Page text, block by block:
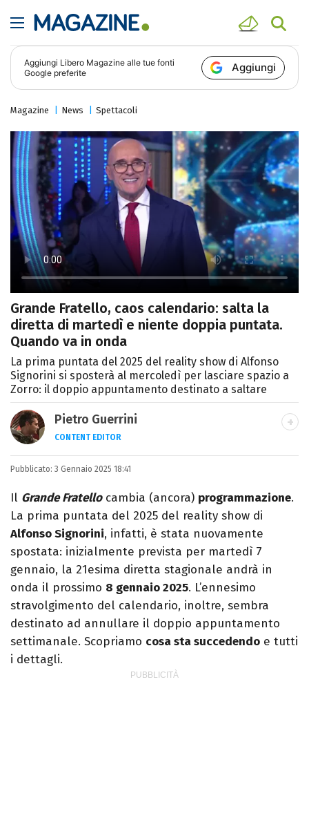
Aggiungi Libero Magazine alle tue fonti
Google preferite
Aggiungi
Magazine News Spettacoli
Grande Fratello, caos calendario: salta la
diretta di martedì e niente doppia puntata.
Quando va in onda
La prima puntata del 2025 del reality show di Alfonso
Signorini si sposterà al mercoledì per lasciare spazio a
Zorro: il doppio appuntamento destinato a saltare
Pietro Guerrini
CONTENT EDITOR
Laurea in Lettere, smania di viaggi e
Pixar).
Pubblicato: 3 Gennaio 2025 18:41
Il Grande Fratellocambia (ancora) programmazione.
La prima puntata del 2025 del reality show di
Alfonso Signorini, infatti, è stata nuovamente
spostata: inizialmente prevista per martedì 7
gennaio, la 21esima diretta stagionale andrà in
onda il prossimo 8 gennaio 2025. L’ennesimo
stravolgimento del calendario, inoltre, sembra
destinato ad annullare il doppio appuntamento
settimanale. Scopriamo cosa sta succedendo e tutti
i dettagli.